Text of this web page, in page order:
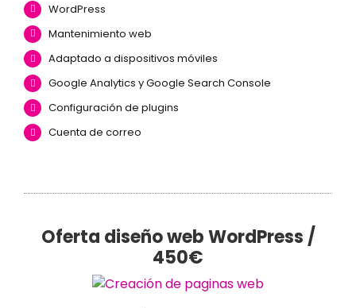
WordPress
Mantenimiento web
Adaptado a dispositivos móviles
Google Analytics y Google Search Console
Configuración de plugins
Cuenta de correo
Oferta diseño web WordPress /
450€